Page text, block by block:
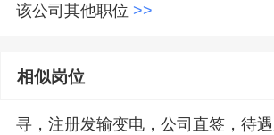
该公司其他职位 >>
相似岗位
寻，注册发输变电，公司直签，待